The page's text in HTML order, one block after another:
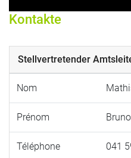
Kontakte
Stellvertretender
Nom
Prénom Bruno
Téléphone 041